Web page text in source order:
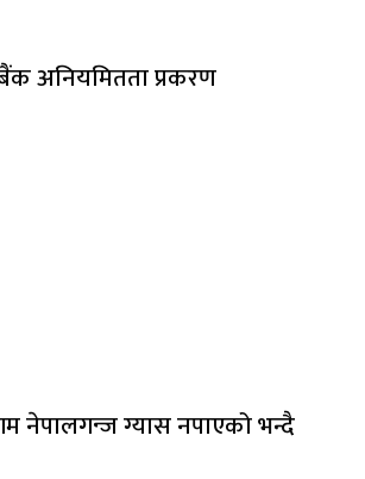
अनियमितता प्रकरण
नेपालगन्ज ग्यास नपाएको भन्दै